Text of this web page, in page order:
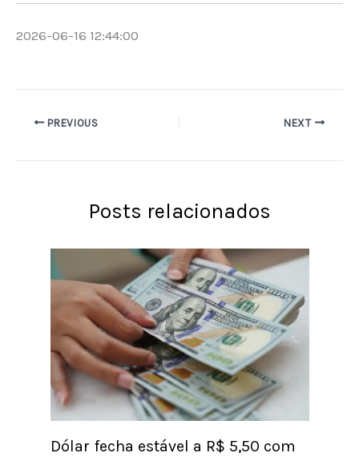
2026-06-16 12:44:00
PREVIOUS NEXT
Posts relacionados
Dólar fecha estável a R$ 5,50 com